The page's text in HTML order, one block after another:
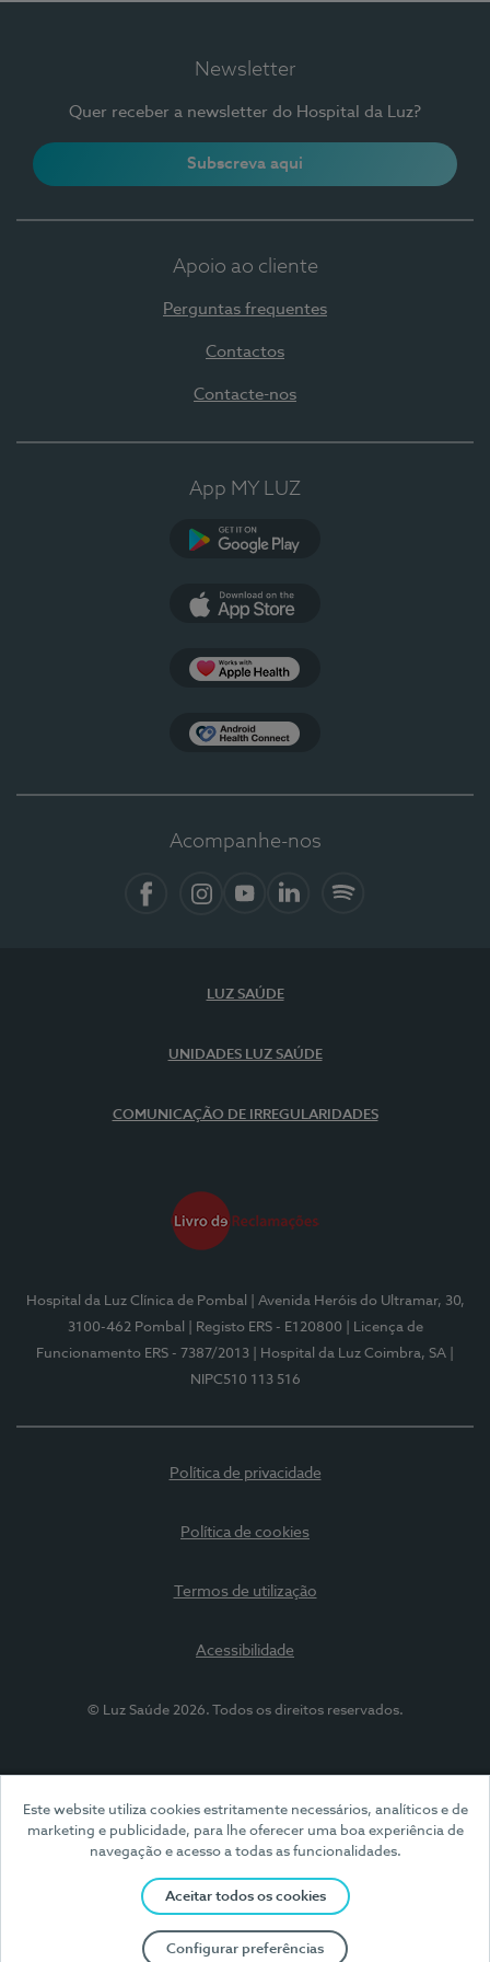
Este website utiliza cookies estritamente necessários, analíticos e de
marketing e publicidade, para lhe oferecer uma boa experiência de
navegação e acesso a todas as funcionalidades.
Aceitar todos os cookies
Configurar preferências
Newsletter
Quer receber a newsletter do Hospital da Luz?
Subscreva aqui
Apoio ao cliente
Perguntas frequentes
Contactos
Contacte-nos
App MY LUZ
Acompanhe-nos
LUZ SAÚDE
UNIDADES LUZ SAÚDE
COMUNICAÇÃO DE IRREGULARIDADES
Hospital da Luz Clínica de Pombal
| Avenida Heróis do Ultramar, 30,
3100-462 Pombal
| Registo ERS - E120800
| Licença de
Funcionamento ERS - 7387/2013
| Hospital da Luz Coimbra, SA
NIPC510 113 516
Política de privacidade
Política de cookies
Termos de utilização
Acessibilidade
© Luz Saúde 2026. Todos os direitos reservados.